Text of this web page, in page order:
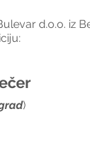
d.o.o. iz
)